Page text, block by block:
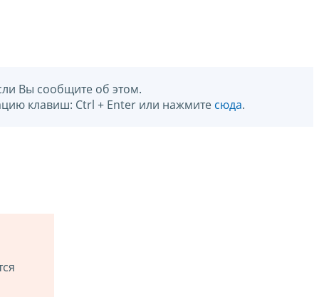
Вы сообщите об этом.
клавиш: Ctrl + Enter или нажмите сюда.